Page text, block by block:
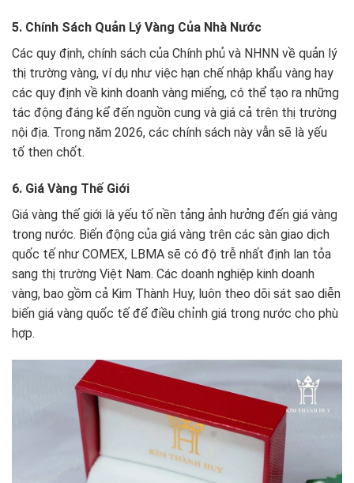
5. Chính Sách Quản Lý Vàng Của Nhà Nước
Các quy định, chính sách của Chính phủ và NHNN về quản lý
thị trường vàng, ví dụ như việc hạn chế nhập khẩu vàng hay
các quy định về kinh doanh vàng miếng, có thể tạo ra những
tác động đáng kể đến nguồn cung và giá cả trên thị trường
nội địa. Trong năm 2026, các chính sách này vẫn sẽ là yếu
tố then chốt.
6. Giá Vàng Thế Giới
Giá vàng thế giới là yếu tố nền tảng ảnh hưởng đến giá vàng
trong nước. Biến động của giá vàng trên các sàn giao dịch
quốc tế như COMEX, LBMA sẽ có độ trễ nhất định lan tỏa
sang thị trường Việt Nam. Các doanh nghiệp kinh doanh
vàng, bao gồm cả Kim Thành Huy, luôn theo dõi sát sao diễn
biến giá vàng quốc tế để điều chỉnh giá trong nước cho phù
hợp.